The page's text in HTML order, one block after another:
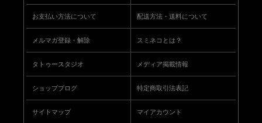
お支払い方法について 配送方法・送料について
メルマガ登録・解除 スミネコとは？
タトゥースタジオ メディア掲載情報
ショップブログ 特定商取引法表記
サイトマップ マイアカウント